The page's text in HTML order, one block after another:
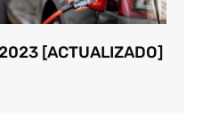
[ACTUALIZADO]